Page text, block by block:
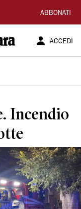
ABBONATI
ACCEDI
Incendio